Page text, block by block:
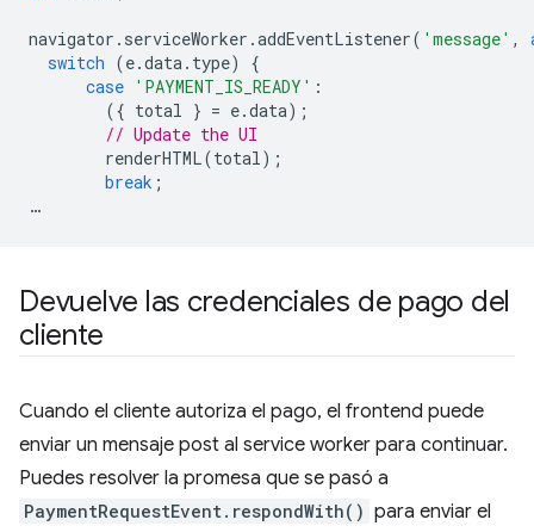
navigator . serviceWorker .addEventListener( 'message' ,
switch (e.data. type)
{
case 'PAYMENT_IS_READY' :
({ total } = e.data);
// Update the UI
renderHTML(total);
break ;
…
Devuelve las credenciales de pago del
cliente
Cuando el cliente autoriza el pago, el frontend puede
enviar un mensaje post al service worker para continuar.
Puedes resolver la promesa que se pasó a
PaymentRequestEvent.respondWith() para enviar el